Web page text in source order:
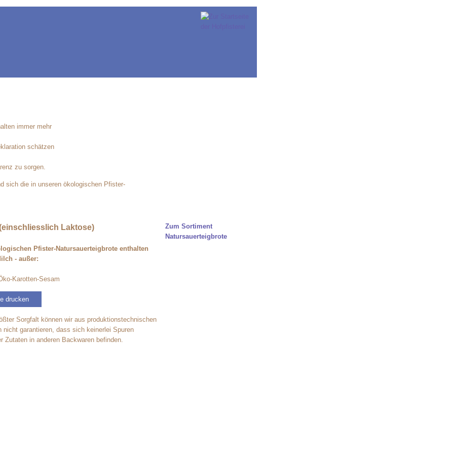
immer mehr
schätzen
zu sorgen.
sich die in unseren ökologischen Pfister-
Laktose)
Pfister-Natursauerteigbrote enthalten
- außer:
Karotten-Sesam
drucken
Sorgfalt können wir aus produktionstechnischen
nicht garantieren, dass sich keinerlei Spuren
Zutaten in anderen Backwaren befinden.
Zum Sortiment
Natursauerteigbrote